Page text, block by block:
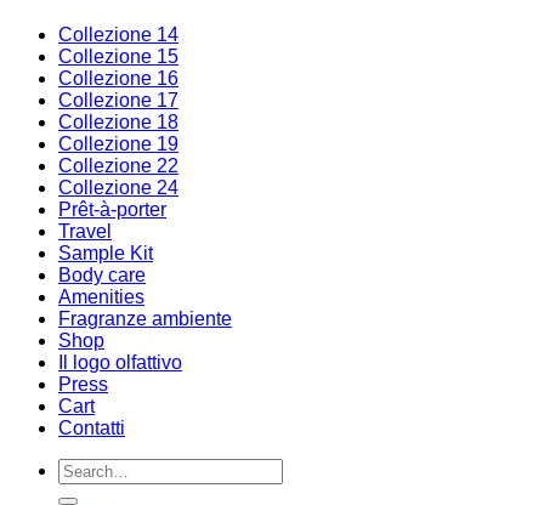
Collezione 14
Collezione 15
Collezione 16
Collezione 17
Collezione 18
Collezione 19
Collezione 22
Collezione 24
Prêt-à-porter
Travel
Sample Kit
Body care
Amenities
Fragranze ambiente
Shop
Il logo olfattivo
Press
Cart
Contatti
Search
for: